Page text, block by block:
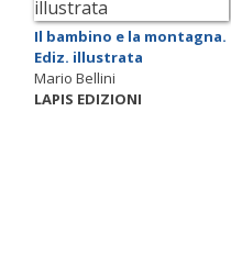
Il bambino e la montagna.
Ediz. illustrata
Mario Bellini
LAPIS EDIZIONI